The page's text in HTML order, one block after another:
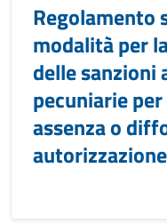
Regolamento
modalità per
delle
pecuniarie
assenza o